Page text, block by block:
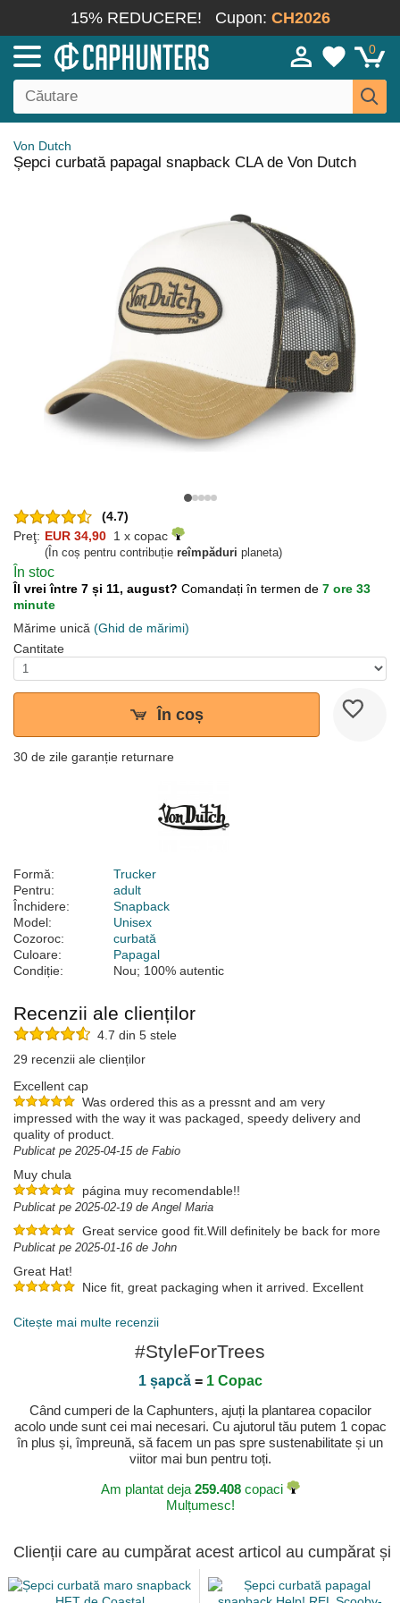
15% REDUCERE! Cupon: CH2026
0
Von Dutch
Șepci curbată papagal snapback CLA de Von Dutch
(4.7)
Preţ: EUR 34,90 1 x copac
(În coș pentru contribuție reîmpăduri planeta)
În stoc
Îl vrei între 7 și 11, august? Comandați în termen de 7 ore 33
minute
Mărime unică (Ghid de mărimi)
Cantitate
În coș
30 de zile garanție returnare
Formă:
Trucker
Pentru:
adult
Închidere:
Snapback
Model:
Unisex
Cozoroc:
curbată
Culoare:
Papagal
Condiție:
Nou; 100% autentic
Recenzii ale clienților
4.7 din 5 stele
29 recenzii ale clienților
Excellent cap
Was ordered this as a pressnt and am very
impressed with the way it was packaged, speedy delivery and
quality of product.
Publicat pe 2025-04-15 de Fabio
Muy chula
página muy recomendable!!
Publicat pe 2025-02-19 de Angel Maria
Great service good fit.Will definitely be back for more
Publicat pe 2025-01-16 de John
Great Hat!
Nice fit, great packaging when it arrived. Excellent
Publicat pe 2025-01-10 de Kris
Citește mai multe recenzii
#StyleForTrees
1 șapcă= 1 Copac
Când cumperi de la Caphunters, ajuți la plantarea copacilor
acolo unde sunt cei mai necesari. Cu ajutorul tău putem 1 copac
în plus și, împreună, să facem un pas spre sustenabilitate și un
viitor mai bun pentru toți.
Am plantat deja 259.408copaci
Mulțumesc!
Clienții care au cumpărat acest articol au cumpărat și